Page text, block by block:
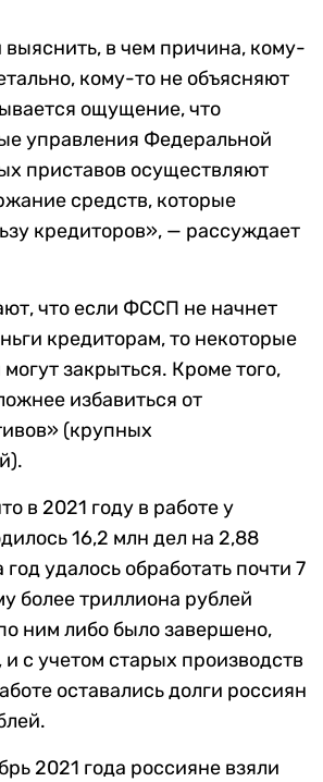
в чем причина, кому-
кому-то не объясняют
ощущение, что
управления Федеральной
приставов осуществляют
средств, которые
кредиторов», — рассуждает
что если ФССП не начнет
кредиторам, то некоторые
закрыться. Кроме того,
избавиться от
(крупных
в 2021 году в работе у
16,2 млн дел на 2,88
удалось обработать почти 7
более триллиона рублей
ним либо было завершено,
с учетом старых производств
оставались долги россиян
2021 года россияне взяли